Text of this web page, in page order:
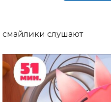
смайлики слушают